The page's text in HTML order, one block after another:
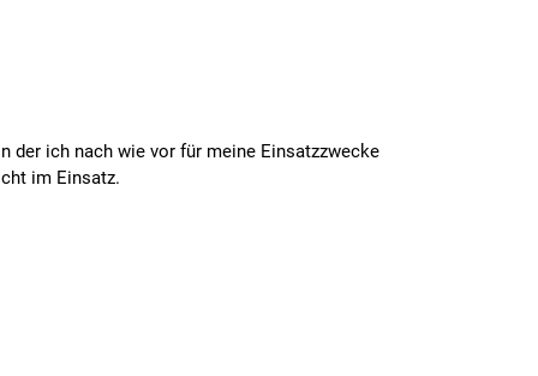
der ich nach wie vor für meine Einsatzzwecke
im Einsatz.